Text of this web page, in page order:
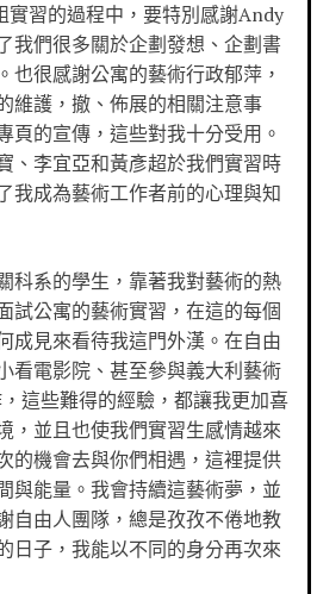
習的過程中，要特別感謝Andy
我們很多關於企劃發想、企劃書
也很感謝公寓的藝術行政郁萍，
維護，撤、佈展的相關注意事
頁的宣傳，這些對我十分受用。
、李宜亞和黃彥超於我們實習時
我成為藝術工作者前的心理與知
科系的學生，靠著我對藝術的熱
試公寓的藝術實習，在這的每個
成見來看待我這門外漢。在自由
看電影院、甚至參與義大利藝術
這些難得的經驗，都讓我更加喜
，並且也使我們實習生感情越來
的機會去與你們相遇，這裡提供
與能量。我會持續這藝術夢，並
自由人團隊，總是孜孜不倦地教
日子，我能以不同的身分再次來